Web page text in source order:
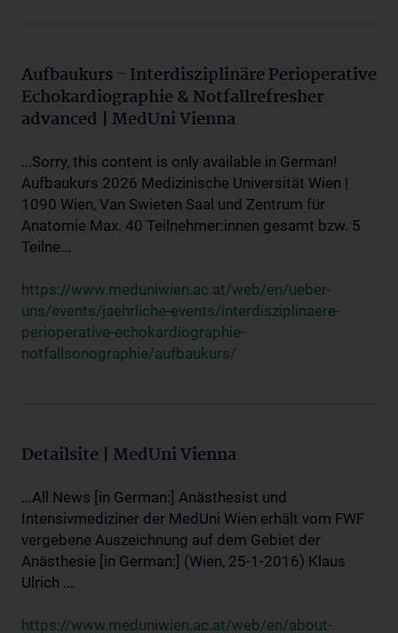
Aufbaukurs - Interdisziplinäre Perioperative
Echokardiographie & Notfallrefresher
advanced | MedUni Vienna
...Sorry, this content is only available in German!
Aufbaukurs 2026 Medizinische Universität Wien |
1090 Wien, Van Swieten Saal und Zentrum für
Anatomie Max. 40 Teilnehmer:innen gesamt bzw. 5
Teilne...
https://www.meduniwien.ac.at/web/en/ueber-
uns/events/jaehrliche-events/interdisziplinaere-
perioperative-echokardiographie-
notfallsonographie/aufbaukurs/
Detailsite | MedUni Vienna
...All News [in German:] Anästhesist und
Intensivmediziner der MedUni Wien erhält vom FWF
vergebene Auszeichnung auf dem Gebiet der
Anästhesie [in German:] (Wien, 25-1-2016) Klaus
Ulrich ...
https://www.meduniwien.ac.at/web/en/about-